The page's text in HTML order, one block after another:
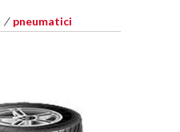
/ pneumatici